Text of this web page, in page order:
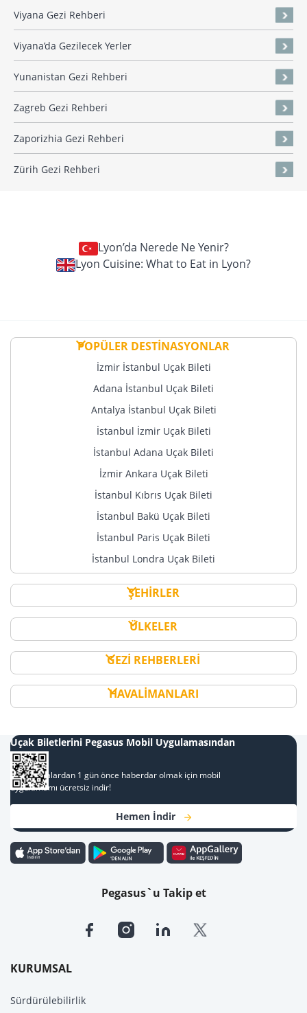
Viyana Gezi Rehberi
Viyana’da Gezilecek Yerler
Yunanistan Gezi Rehberi
Zagreb Gezi Rehberi
Zaporizhia Gezi Rehberi
Zürih Gezi Rehberi
Lyon’da Nerede Ne Yenir?
Lyon Cuisine: What to Eat in Lyon?
POPÜLER DESTİNASYONLAR
İzmir İstanbul Uçak Bileti
Adana İstanbul Uçak Bileti
Antalya İstanbul Uçak Bileti
İstanbul İzmir Uçak Bileti
İstanbul Adana Uçak Bileti
İzmir Ankara Uçak Bileti
İstanbul Kıbrıs Uçak Bileti
İstanbul Bakü Uçak Bileti
İstanbul Paris Uçak Bileti
İstanbul Londra Uçak Bileti
ŞEHİRLER
ÜLKELER
GEZİ REHBERLERİ
HAVALİMANLARI
KURUMSAL
Sürdürülebilirlik
Uçak Biletlerini Pegasus Mobil Uygulamasından
Al
Kampanyalardan 1 gün önce haberdar olmak için mobil
uygulamamı ücretsiz indir!
Hemen İndir
Pegasus`u Takip et